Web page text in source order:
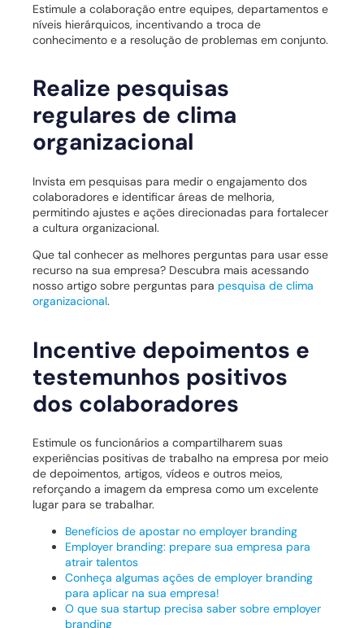
Estimule a colaboração entre equipes, departamentos e
níveis hierárquicos, incentivando a troca de
conhecimento e a resolução de problemas em conjunto.
Realize pesquisas
regulares de clima
organizacional
Invista em pesquisas para medir o engajamento dos
colaboradores e identificar áreas de melhoria,
permitindo ajustes e ações direcionadas para fortalecer
a cultura organizacional.
Que tal conhecer as melhores perguntas para usar esse
recurso na sua empresa? Descubra mais acessando
nosso artigo sobre perguntas para pesquisa de clima
organizacional.
Incentive depoimentos e
testemunhos positivos
dos colaboradores
Estimule os funcionários a compartilharem suas
experiências positivas de trabalho na empresa por meio
de depoimentos, artigos, vídeos e outros meios,
reforçando a imagem da empresa como um excelente
lugar para se trabalhar.
Benefícios de apostar no employer branding
Employer branding: prepare sua empresa para
atrair talentos
Conheça algumas ações de employer branding
para aplicar na sua empresa!
O que sua startup precisa saber sobre employer
branding